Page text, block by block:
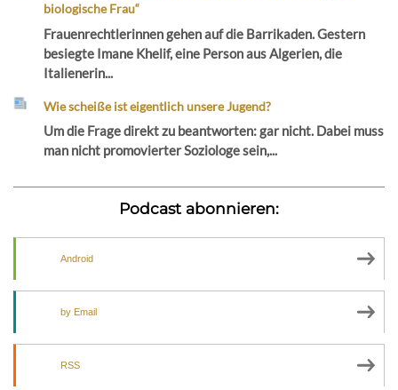
biologische Frau“
Frauenrechtlerinnen gehen auf die Barrikaden. Gestern
besiegte Imane Khelif, eine Person aus Algerien, die
Italienerin...
Wie scheiße ist eigentlich unsere Jugend?
Um die Frage direkt zu beantworten: gar nicht. Dabei muss
man nicht promovierter Soziologe sein,...
Podcast abonnieren:
Android
by Email
RSS